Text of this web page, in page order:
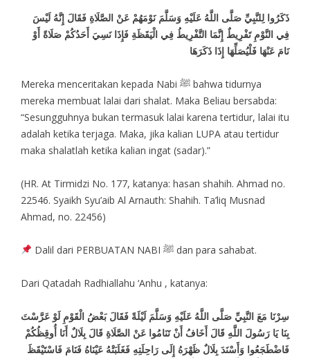
ذَكَرُوا لِلنَّبِيِّ صَلَّى اللَّهُ عَلَيْهِ وَسَلَّمَ نَوْمَهُمْ عَنْ الصَّلَاةِ فَقَالَ إِنَّهُ لَيْسَ
فِي النَّوْمِ تَفْرِيطٌ إِنَّمَا التَّفْرِيطُ فِي الْيَقَظَةِ فَإِذَا نَسِيَ أَحَدُكُمْ صَلَاةً أَوْ
نَامَ عَنْهَا فَلْيُصَلِّهَا إِذَا ذَكَرَهَا
Mereka menceritakan kepada Nabi ﷺ bahwa tidurnya
mereka membuat lalai dari shalat. Maka Beliau bersabda:
“Sesungguhnya bukan termasuk lalai karena tertidur, lalai itu
adalah ketika terjaga. Maka, jika kalian LUPA atau tertidur
maka shalatlah ketika kalian ingat (sadar).”
(HR. At Tirmidzi No. 177, katanya: hasan shahih. Ahmad no.
22546. Syaikh Syu’aib Al Arnauth: Shahih. Ta’liq Musnad
Ahmad, no. 22456)
Dalil dari PERBUATAN NABI ﷺ dan para sahabat.
Dari Qatadah Radhiallahu ‘Anhu , katanya:
سِرْنَا مَعَ النَّبِيِّ صَلَّى اللَّهُ عَلَيْهِ وَسَلَّمَ لَيْلَةً فَقَالَ بَعْضُ الْقَوْمِ لَوْ عَرَّسْتَ
بِنَا يَا رَسُولَ اللَّهِ قَالَ أَخَافُ أَنْ تَنَامُوا عَنْ الصَّلَاةِ قَالَ بِلَالٌ أَنَا أُوقِظُكُمْ
فَاضْطَجَعُوا وَأَسْنَدَ بِلَالٌ ظَهْرَهُ إِلَى رَاحِلَتِهِ فَغَلَبَتْهُ عَيْنَاهُ فَنَامَ فَاسْتَيْقَظَ